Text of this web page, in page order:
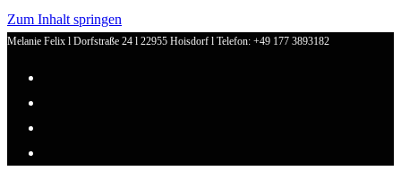
Zum Inhalt springen
Melanie Felix l Dorfstraße 24 l 22955 Hoisdorf l Telefon: +49 177 3893182